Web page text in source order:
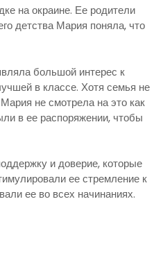
на окраине. Ее родители
детства Мария поняла, что
большой интерес к
в классе. Хотя семья не
не смотрела на это как
в ее распоряжении, чтобы
и доверие, которые
ее стремление к
ее во всех начинаниях.